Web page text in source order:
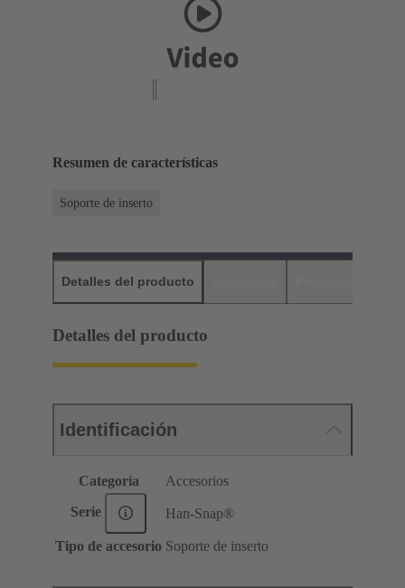
Resumen de características
Soporte de inserto
Detalles del producto
Detalles del producto
Identificación
Categoría Accesorios
Serie Han-Snap®
Tipo de accesorio Soporte de inserto